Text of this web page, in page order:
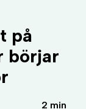
på
börjar
2 min